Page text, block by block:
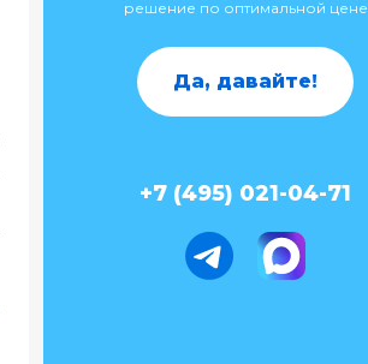
решение по оптимальной цене
Да, давайте!
+7 (495) 021-04-71